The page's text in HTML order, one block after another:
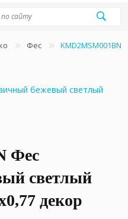
Фес
Фес
светлый
декор